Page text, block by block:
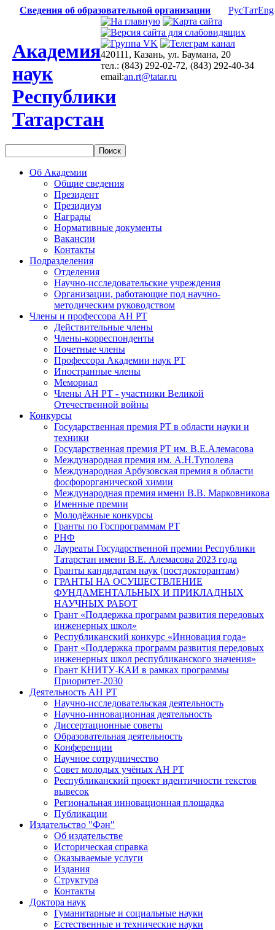
Сведения об образовательной организации РусТатEng
Академия
наук
Республики
Татарстан
420111, Казань, ул. Баумана, 20
тел.: (843) 292-02-72, (843) 292-40-34
email:an.rt@tatar.ru
Об Академии
Общие сведения
Президент
Президиум
Награды
Нормативные документы
Вакансии
Контакты
Подразделения
Отделения
Научно-исследовательские учреждения
Организации, работающие под научно-
методическим руководством
Члены и профессора АН РТ
Действительные члены
Члены-корреспонденты
Почетные члены
Профессора Академии наук РТ
Иностранные члены
Мемориал
Члены АН РТ - участники Великой
Отечественной войны
Конкурсы
Государственная премия РТ в области науки и
техники
Государственная премия РТ им. В.Е.Алемасова
Международная премия им. А.Н.Туполева
Международная Арбузовская премия в области
фосфорорганической химии
Международная премия имени В.В. Марковникова
Именные премии
Молодёжные конкурсы
Гранты по Госпрограммам РТ
РНФ
Лауреаты Государственной премии Республики
Татарстан имени В.Е. Алемасова 2023 года
Гранты кандидатам наук (постдокторантам)
ГРАНТЫ НА ОСУЩЕСТВЛЕНИЕ
ФУНДАМЕНТАЛЬНЫХ И ПРИКЛАДНЫХ
НАУЧНЫХ РАБОТ
Грант «Поддержка программ развития передовых
инженерных школ»
Республиканский конкурс «Инновация года»
Грант «Поддержка программ развития передовых
инженерных школ республиканского значения»
Грант КНИТУ-КАИ в рамках программы
Приоритет-2030
Деятельность АН РТ
Научно-исследовательская деятельность
Научно-инновационная деятельность
Диссертационные советы
Образовательная деятельность
Конференции
Научное сотрудничество
Совет молодых учёных АН РТ
Республиканский проект идентичности текстов
вывесок
Региональная инновационная площадка
Публикации
Издательство "Фән"
Об издательстве
Историческая справка
Оказываемые услуги
Издания
Структура
Контакты
Доктора наук
Гуманитарные и социальные науки
Естественные и технические науки